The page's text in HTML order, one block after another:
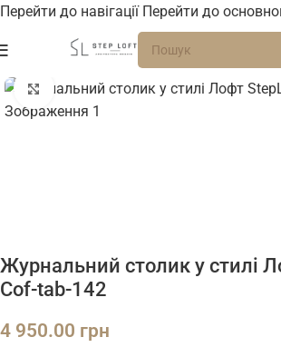
Перейти до навігації Перейти до
Натисніть, щоб збільшити
Журнальний столик у стилі
Cof-tab-142
4 950.00 грн